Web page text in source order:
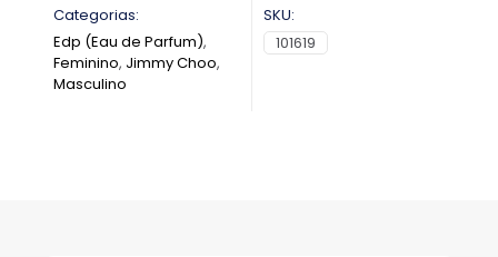
Categorias:
Edp (Eau de Parfum),
Feminino, Jimmy Choo,
Masculino
SKU:
101619